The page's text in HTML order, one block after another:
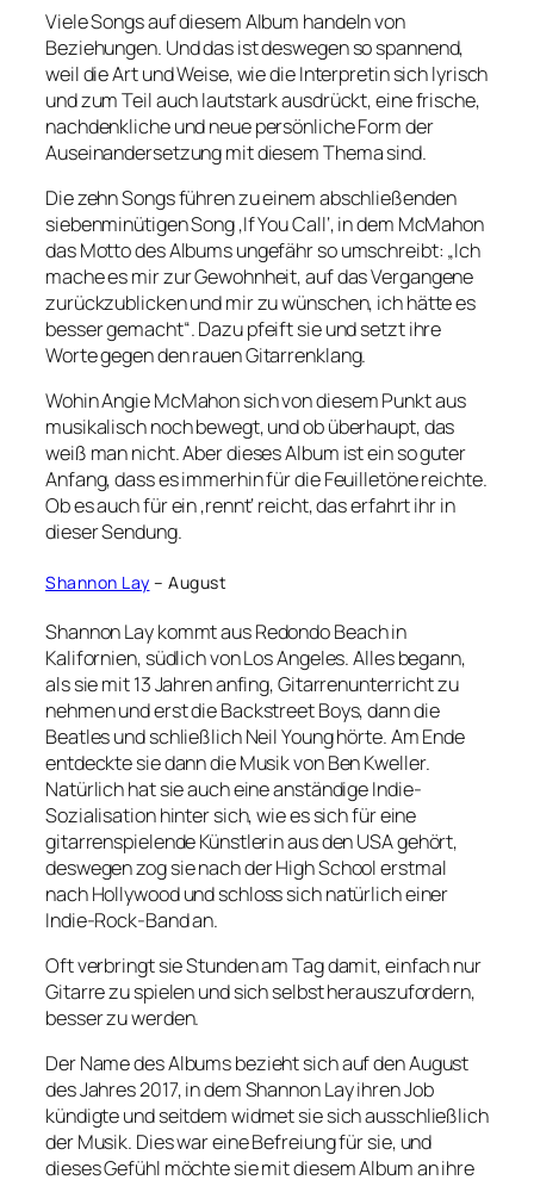
Viele Songs auf diesem Album handeln von
Beziehungen. Und das ist deswegen so spannend,
weil die Art und Weise, wie die Interpretin sich lyrisch
und zum Teil auch lautstark ausdrückt, eine frische,
nachdenkliche und neue persönliche Form der
Auseinandersetzung mit diesem Thema sind.
Die zehn Songs führen zu einem abschließenden
siebenminütigen Song ‚If You Call‘, in dem McMahon
das Motto des Albums ungefähr so umschreibt: „Ich
mache es mir zur Gewohnheit, auf das Vergangene
zurückzublicken und mir zu wünschen, ich hätte es
besser gemacht“. Dazu pfeift sie und setzt ihre
Worte gegen den rauen Gitarrenklang.
Wohin Angie McMahon sich von diesem Punkt aus
musikalisch noch bewegt, und ob überhaupt, das
weiß man nicht. Aber dieses Album ist ein so guter
Anfang, dass es immerhin für die Feuilletöne reichte.
Ob es auch für ein ‚rennt‘ reicht, das erfahrt ihr in
dieser Sendung.
Shannon Lay – August
Shannon Lay kommt aus Redondo Beach in
Kalifornien, südlich von Los Angeles. Alles begann,
als sie mit 13 Jahren anfing, Gitarrenunterricht zu
nehmen und erst die Backstreet Boys, dann die
Beatles und schließlich Neil Young hörte. Am Ende
entdeckte sie dann die Musik von Ben Kweller.
Natürlich hat sie auch eine anständige Indie-
Sozialisation hinter sich, wie es sich für eine
gitarrenspielende Künstlerin aus den USA gehört,
deswegen zog sie nach der High School erstmal
nach Hollywood und schloss sich natürlich einer
Indie-Rock-Band an.
Oft verbringt sie Stunden am Tag damit, einfach nur
Gitarre zu spielen und sich selbst herauszufordern,
besser zu werden.
Der Name des Albums bezieht sich auf den August
des Jahres 2017, in dem Shannon Lay ihren Job
kündigte und seitdem widmet sie sich ausschließlich
der Musik. Dies war eine Befreiung für sie, und
dieses Gefühl möchte sie mit diesem Album an ihre